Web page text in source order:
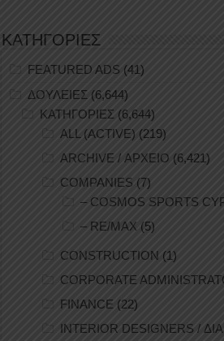
ΚΑΤΗΓΟΡΙΕΣ
FEATURED ADS (41)
ΔΟΥΛΕΙΕΣ (6,644)
ΚΑΤΗΓΟΡΙΕΣ (6,644)
ALL (ACTIVE) (219)
ARCHIVE / ΑΡΧΕΙΟ (6,421)
COMPANIES (7)
– COSMOS SPORTS
– RE/MAX (5)
CONSTRUCTION (1)
CORPORATE
FINANCE (22)
INTERIOR DESIGNERS /